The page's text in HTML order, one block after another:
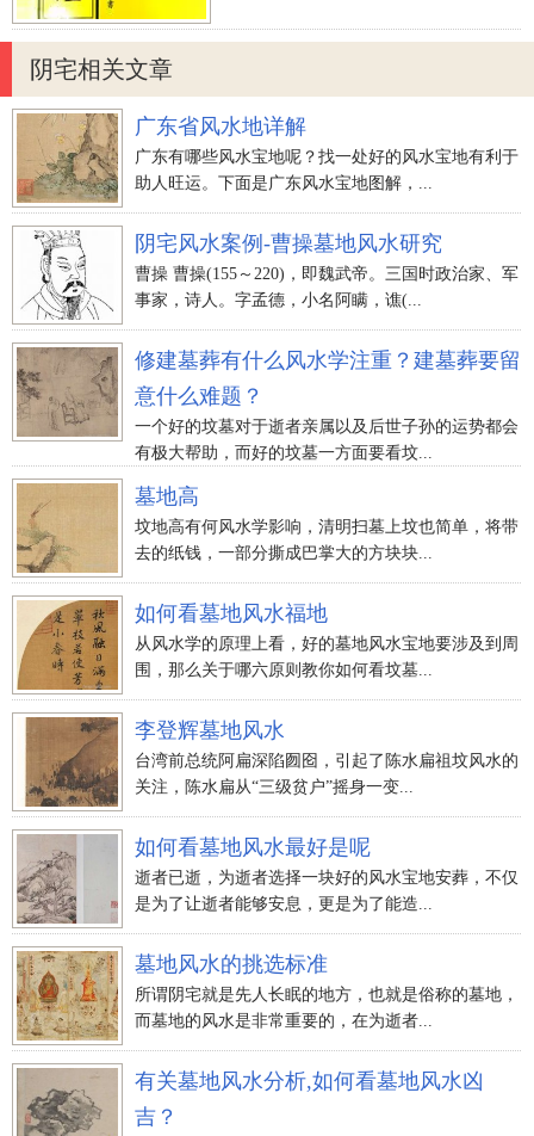
阴宅相关文章
广东省风水地详解
广东有哪些风水宝地呢？找一处好的风水宝地有利于
助人旺运。下面是广东风水宝地图解，...
阴宅风水案例-曹操墓地风水研究
曹操 曹操(155～220)，即魏武帝。三国时政治家、军
事家，诗人。字孟德，小名阿瞒，谯(...
修建墓葬有什么风水学注重？建墓葬要留
意什么难题？
一个好的坟墓对于逝者亲属以及后世子孙的运势都会
有极大帮助，而好的坟墓一方面要看坟...
墓地高
坟地高有何风水学影响，清明扫墓上坟也简单，将带
去的纸钱，一部分撕成巴掌大的方块块...
如何看墓地风水福地
从风水学的原理上看，好的墓地风水宝地要涉及到周
围，那么关于哪六原则教你如何看坟墓...
李登辉墓地风水
台湾前总统阿扁深陷囫囵，引起了陈水扁祖坟风水的
关注，陈水扁从“三级贫户”摇身一变...
如何看墓地风水最好是呢
逝者已逝，为逝者选择一块好的风水宝地安葬，不仅
是为了让逝者能够安息，更是为了能造...
墓地风水的挑选标准
所谓阴宅就是先人长眠的地方，也就是俗称的墓地，
而墓地的风水是非常重要的，在为逝者...
有关墓地风水分析,如何看墓地风水凶
吉？